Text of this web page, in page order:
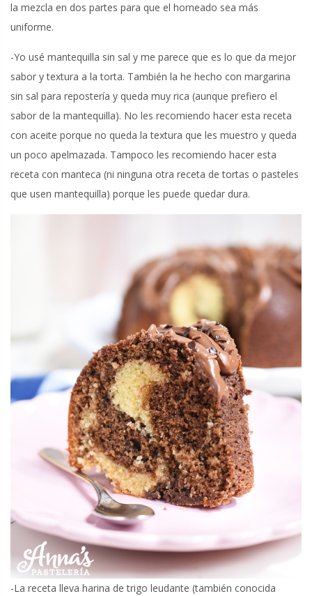
la mezcla en dos partes para que el horneado sea más
uniforme.
-Yo usé mantequilla sin sal y me parece que es lo que da mejor
sabor y textura a la torta. También la he hecho con margarina
sin sal para repostería y queda muy rica (aunque prefiero el
sabor de la mantequilla). No les recomiendo hacer esta receta
con aceite porque no queda la textura que les muestro y queda
un poco apelmazada. Tampoco les recomiendo hacer esta
receta con manteca (ni ninguna otra receta de tortas o pasteles
que usen mantequilla) porque les puede quedar dura.
-La receta lleva harina de trigo leudante (también conocida